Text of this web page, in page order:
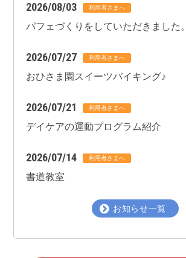
2026/08/03
パフェづくりをしていただきました。
2026/07/27
おひさま園スイーツバイキング♪
2026/07/21
デイケアの運動プログラム紹介
2026/07/14
書道教室
お知らせ一覧